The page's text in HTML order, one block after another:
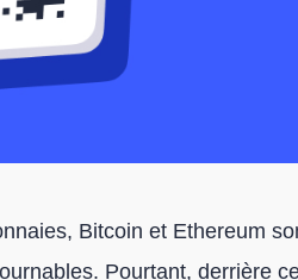
Bitcoin et Ethereum
Pourtant, derrière